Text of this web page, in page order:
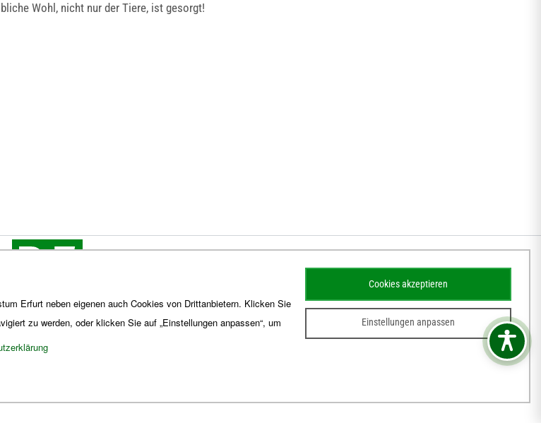
Wohl, nicht nur der Tiere, ist gesorgt!
Erfurt neben eigenen auch Cookies von Drittanbietern. Klicken Sie
zu werden, oder klicken Sie auf „Einstellungen anpassen“, um
Einstellungen anpassen
Cookies akzeptieren